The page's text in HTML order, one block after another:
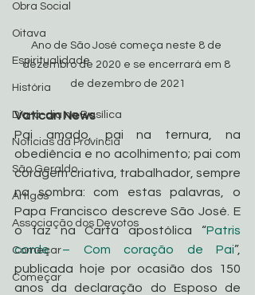
Obra Social
Oitava
Espiritualidade
História
Dia-a-dia na Basílica
Noticias da Província
São Geraldo
Artigos
Associação dos Devotos
Começar
Começar
Ano de São José começa neste 8 de
dezembro de 2020 e se encerrará em 8
de dezembro de 2021
Vatican News
Pai amado, pai na ternura, na
obediência e no acolhimento; pai com
coragem criativa, trabalhador, sempre
na sombra: com estas palavras, o
Papa Francisco descreve São José. E
o faz na Carta apostólica “Patris
corde – Com coração de Pai”,
publicada hoje por ocasião dos 150
anos da declaração do Esposo de